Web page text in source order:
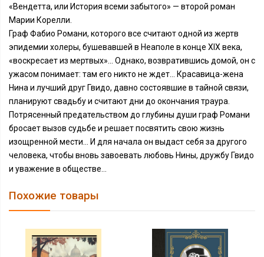
«Вендетта, или История всеми забытого» — второй роман
Марии Корелли.
Граф Фабио Романи, которого все считают одной из жертв
эпидемии холеры, бушевавшей в Неаполе в конце XIX века,
«воскресает из мертвых»... Однако, возвратившись домой, он с
ужасом понимает: там его никто не ждет… Красавица-жена
Нина и лучший друг Гвидо, давно состоявшие в тайной связи,
планируют свадьбу и считают дни до окончания траура.
Потрясенный предательством до глубины души граф Романи
бросает вызов судьбе и решает посвятить свою жизнь
изощренной мести... И для начала он выдаст себя за другого
человека, чтобы вновь завоевать любовь Нины, дружбу Гвидо
и уважение в обществе…
Похожие товары